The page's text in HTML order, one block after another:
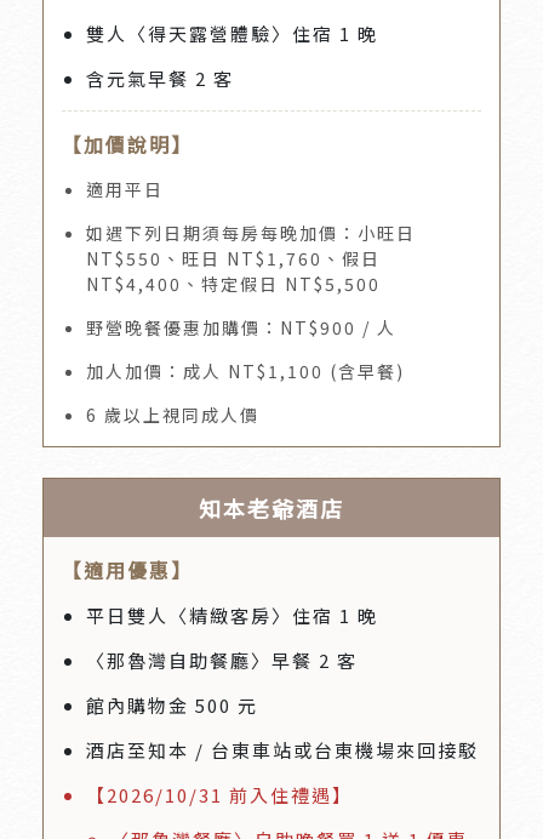
雙人〈得天露營體驗〉住宿 1 晚
含元氣早餐 2 客
【加價說明】
適用平日
如遇下列日期須每房每晚加價：小旺日
NT$550、旺日 NT$1,760、假日
NT$4,400、特定假日 NT$5,500
野營晚餐優惠加購價：NT$900 / 人
加人加價：成人 NT$1,100 (含早餐)
6 歲以上視同成人價
知本老爺酒店
【適用優惠】
平日雙人〈精緻客房〉住宿 1 晚
〈那魯灣自助餐廳〉早餐 2 客
館內購物金 500 元
酒店至知本 / 台東車站或台東機場來回接駁
【2026/10/31 前入住禮遇】